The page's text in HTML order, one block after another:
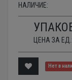
НАЛИЧИЕ:
ЦЕНА ЗА ЕД.:
Нет в